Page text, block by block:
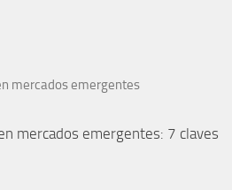
mercados emergentes: 7 claves